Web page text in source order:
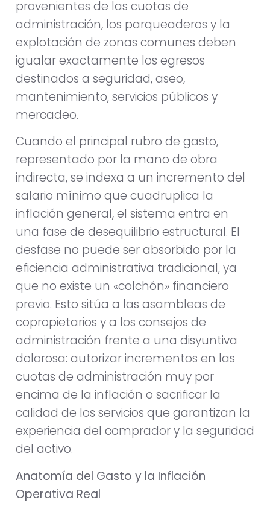
provenientes de las cuotas de
administración, los parqueaderos y la
explotación de zonas comunes deben
igualar exactamente los egresos
destinados a seguridad, aseo,
mantenimiento, servicios públicos y
mercadeo.
Cuando el principal rubro de gasto,
representado por la mano de obra
indirecta, se indexa a un incremento del
salario mínimo que cuadruplica la
inflación general, el sistema entra en
una fase de desequilibrio estructural. El
desfase no puede ser absorbido por la
eficiencia administrativa tradicional, ya
que no existe un «colchón» financiero
previo. Esto sitúa a las asambleas de
copropietarios y a los consejos de
administración frente a una disyuntiva
dolorosa: autorizar incrementos en las
cuotas de administración muy por
encima de la inflación o sacrificar la
calidad de los servicios que garantizan la
experiencia del comprador y la seguridad
del activo.
Anatomía del Gasto y la Inflación
Operativa Real